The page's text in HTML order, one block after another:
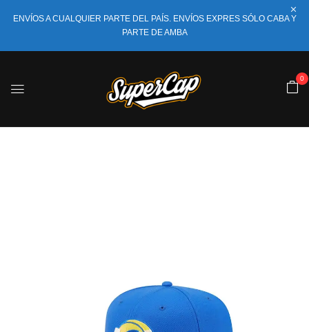
ENVÍOS A CUALQUIER PARTE DEL PAÍS. ENVÍOS EXPRES SÓLO CABA Y
PARTE DE AMBA
0